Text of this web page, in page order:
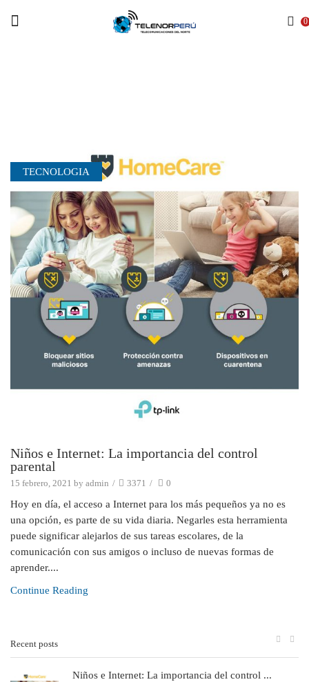
0
Menu
TECNOLOGIA
Niños e Internet: La importancia del control
parental
15 febrero, 2021 by admin / 3371 / 0
Hoy en día, el acceso a Internet para los más pequeños ya no es
una opción, es parte de su vida diaria. Negarles esta herramienta
puede significar alejarlos de sus tareas escolares, de la
comunicación con sus amigos o incluso de nuevas formas de
aprender....
Continue Reading
Recent posts
Niños e Internet: La importancia del control ...